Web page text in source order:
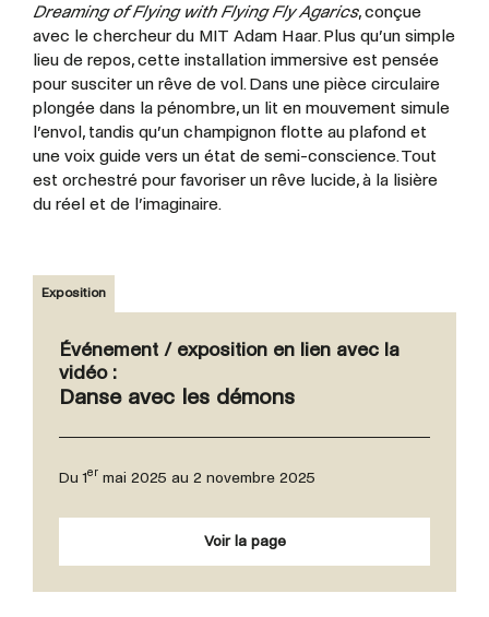
Dreaming of Flying with Flying Fly Agarics, conçue
avec le chercheur du MIT Adam Haar. Plus qu’un simple
lieu de repos, cette installation immersive est pensée
pour susciter un rêve de vol. Dans une pièce circulaire
plongée dans la pénombre, un lit en mouvement simule
l’envol, tandis qu’un champignon flotte au plafond et
une voix guide vers un état de semi-conscience. Tout
est orchestré pour favoriser un rêve lucide, à la lisière
du réel et de l’imaginaire.
Exposition
Événement / exposition en lien avec la
vidéo :
Danse avec les démons
Du 1er mai 2025 au 2 novembre 2025
Voir la page